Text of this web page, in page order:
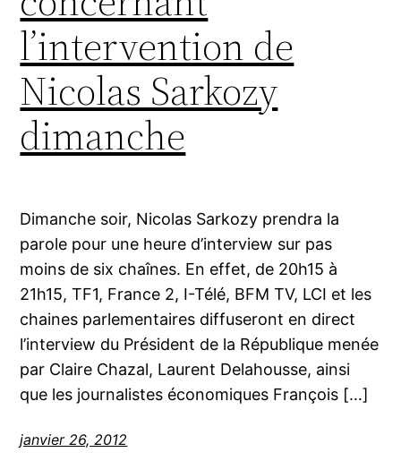
l’intervention de
Nicolas Sarkozy
dimanche
Dimanche soir, Nicolas Sarkozy prendra la
parole pour une heure d’interview sur pas
moins de six chaînes. En effet, de 20h15 à
21h15, TF1, France 2, I-Télé, BFM TV, LCI et les
chaines parlementaires diffuseront en direct
l’interview du Président de la République menée
par Claire Chazal, Laurent Delahousse, ainsi
que les journalistes économiques François […]
janvier 26, 2012